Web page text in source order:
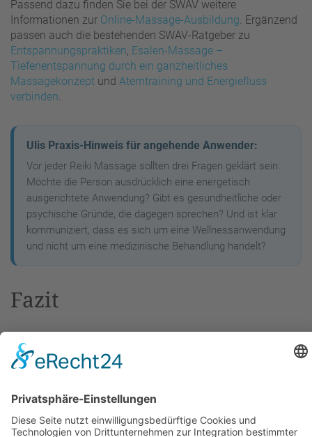
Passend dazu finden Sie bei der SWAV weitere
Informationen zur Online-Massage-Ausbildung. Ergänzend
passen auch die bestehenden SWAV-Ratgeber zu
Entspannungspraktiken, Esalen-Massage –
Tiefenentspannung durch ein ganzheitliches
Massagekonzept und Atemtraining und Energiefluss
verbinden.
Ulis Praxis-Hinweis für angehende Anwender:
Vor jeder Reiki Massage sollten drei Fragen geklärt sein:
Möchte die Person ausdrücklich eine energetisch
ausgerichtete Anwendung? Gibt es gesundheitliche oder
psychische Gründe, die dagegen sprechen? Und ist klar
kommuniziert, dass es sich um eine Wellnessanwendung
und nicht um eine medizinische Behandlung handelt?
Fazit
Die Reiki Massage verbindet Reiki, achtsame
Berührung und sanfte Massageelemente zu einer
Entspannung, innere Balance, Körperwahrnehmung
und ein geschützter Raum für Erholung.